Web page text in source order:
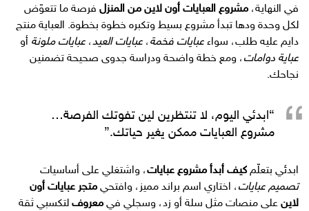
في النهاية، مشروع العبايات أون لاين من المنزل فرصة ما تتعوّض
لكل وحدة ودها تبدأ مشروع بسيط وتكبره خطوة بخطوة. العباية منتج
دايم عليه طلب، سواء عبايات فخمة ، عبايات العيد، عبايات ملونة أو
عباية دوامات ، ومع خطة واضحة ودراسة جدوى صحيحة تضمنين
نجاحك.
“ابدئي اليوم، لا تنتظرين لين تفوتك الفرصة…
مشروع العبايات ممكن يغير حياتك.”
ابدئي بتعلّم كيف أبدأ مشروع عبايات، واشتغلي على أساسيات
تصميم عبايات ، اختاري اسم براند مميز، وافتحي متجر عبايات أون
لاين على منصات مثل سلة أو زد، وسجلي في معروف لتكسبي ثقة